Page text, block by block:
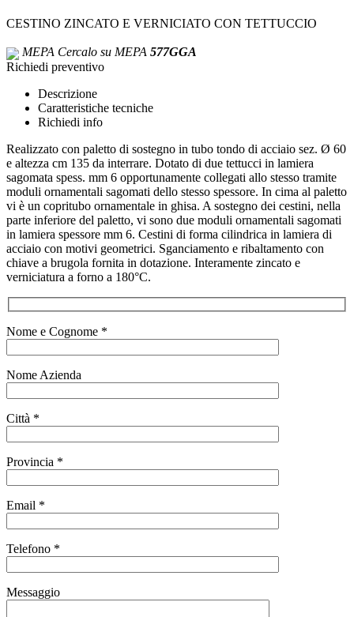
CESTINO ZINCATO E VERNICIATO CON TETTUCCIO
MEPA Cercalo su MEPA 577GGA
Richiedi preventivo
Descrizione
Caratteristiche tecniche
Richiedi info
Realizzato con paletto di sostegno in tubo tondo di acciaio sez. Ø 60
e altezza cm 135 da interrare. Dotato di due tettucci in lamiera
sagomata spess. mm 6 opportunamente collegati allo stesso tramite
moduli ornamentali sagomati dello stesso spessore. In cima al paletto
vi è un copritubo ornamentale in ghisa. A sostegno dei cestini, nella
parte inferiore del paletto, vi sono due moduli ornamentali sagomati
in lamiera spessore mm 6. Cestini di forma cilindrica in lamiera di
acciaio con motivi geometrici. Sganciamento e ribaltamento con
chiave a brugola fornita in dotazione. Interamente zincato e
verniciatura a forno a 180°C.
Nome e Cognome *
Nome Azienda
Città *
Provincia *
Email *
Telefono *
Messaggio